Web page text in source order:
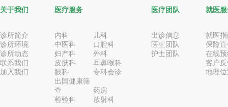
关于我们
诊所简介
诊所环境
诊所动态
联系我们
加入我们
医疗服务
内科
儿科
中医科
口腔科
妇产科
外科
皮肤科
耳鼻喉科
眼科
专科会诊
出国健康筛
查
药房
检验科
放射科
医疗团队
出诊信息
医生团队
护士团队
就医
就医
保险
在线
客户
地理